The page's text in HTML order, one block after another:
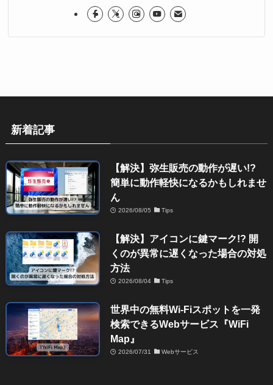
新着記事
【解決】弥生販売の動作が遅い!?
簡単に動作軽快になるかもしれませ
ん
2026/08/05 Tips
【解決】アイコンに鍵マーク!? 開
くのが異常に遅くなった場合の対処
方法
2026/08/04 Tips
世界中の無料Wi-Fiスポットを一発
検索できるWebサービス『WiFi
Map』
2026/07/31 Webサービス